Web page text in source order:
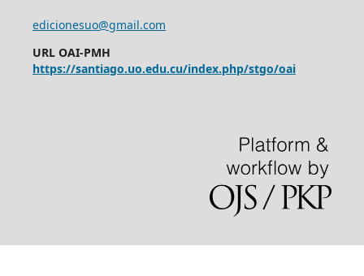
edicionesuo@gmail.com
URL OAI-PMH
https://santiago.uo.edu.cu/index.php/stgo/oai